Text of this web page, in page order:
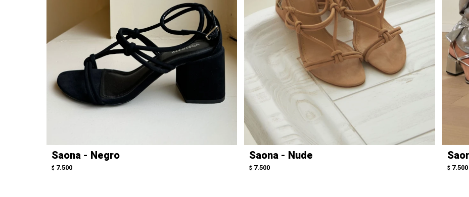
Saona - Negro
$ 7.500
Saona - Nude
$ 7.500 $ 7.500